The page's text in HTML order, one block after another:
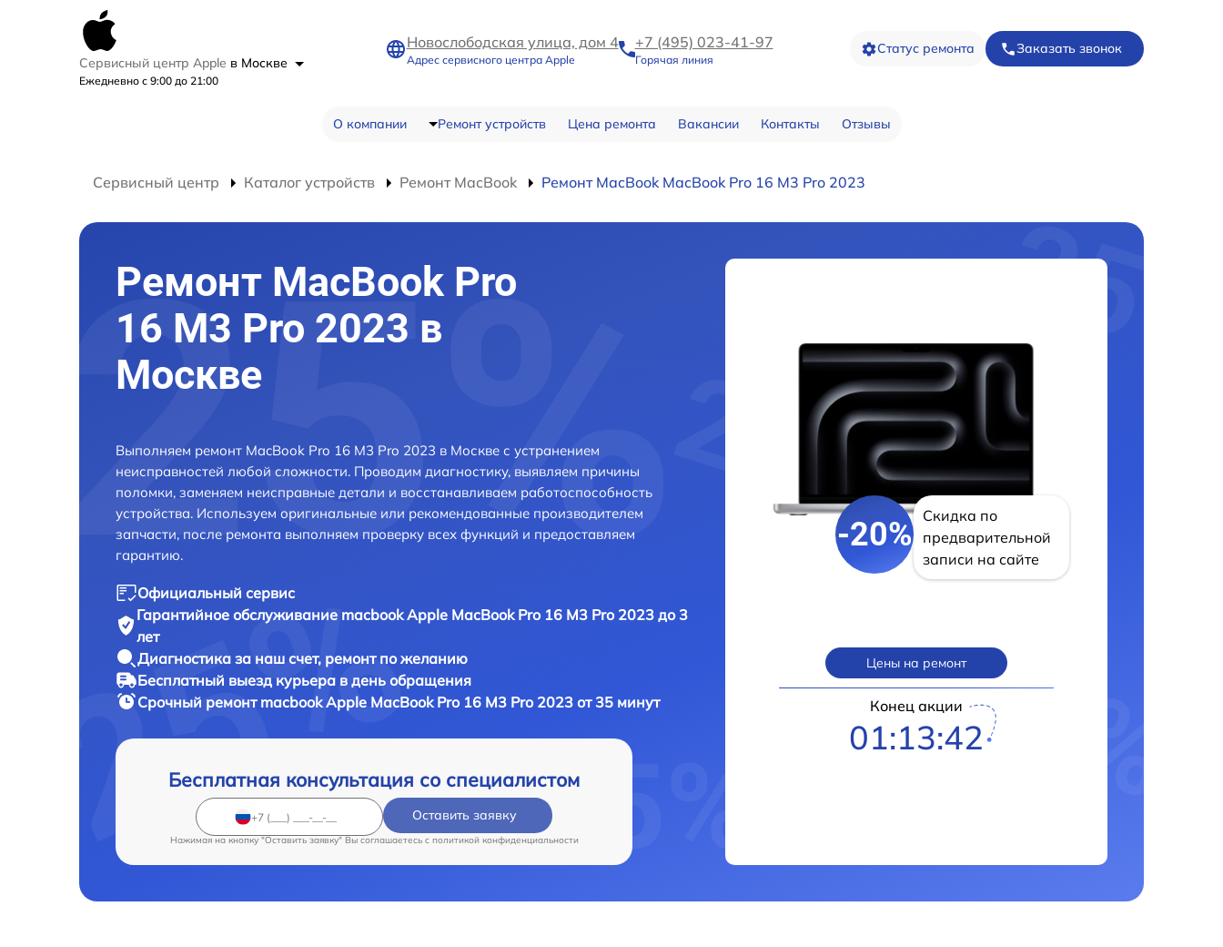
Сервисный центр Apple в Москве
Ежедневно с 9:00 до 21:00
Новослободская улица, дом 4
Адрес сервисного центра Apple
+7 (495) 023-41-97
Горячая линия
Статус ремонта Заказать звонок
О компании Ремонт устройств Цена ремонта Вакансии Контакты Отзывы
Сервисный центр Каталог устройств Ремонт MacBook Ремонт MacBook MacBook Pro 16 M3 Pro 2023
Ремонт MacBook Pro
16 M3 Pro 2023 в
Москве
Выполняем ремонт MacBook Pro 16 M3 Pro 2023 в Москве с устранением
неисправностей любой сложности. Проводим диагностику, выявляем причины
поломки, заменяем неисправные детали и восстанавливаем работоспособность
устройства. Используем оригинальные или рекомендованные производителем
запчасти, после ремонта выполняем проверку всех функций и предоставляем
гарантию.
Официальный сервис
Гарантийное обслуживание macbook Apple MacBook Pro 16 M3 Pro 2023 до 3
лет
Диагностика за наш счет, ремонт по желанию
Бесплатный выезд курьера в день обращения
Срочный ремонт macbook Apple MacBook Pro 16 M3 Pro 2023 от 35 минут
Бесплатная консультация со специалистом
Оставить заявку
Нажимая на кнопку "Оставить заявку" Вы соглашаетесь c политикой конфиденциальности
-20%
Скидка по
предварительной
записи на сайте
Цены на ремонт
Конец акции
01:13:41